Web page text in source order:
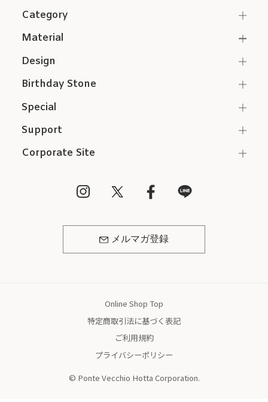
Category
Support
Corporate Site
メルマガ登録
Material
Design
Birthday Stone
Special
Online Shop Top
特定商取引法に基づく表記
ご利用規約
プライバシーポリシー
© Ponte Vecchio Hotta Corporation.